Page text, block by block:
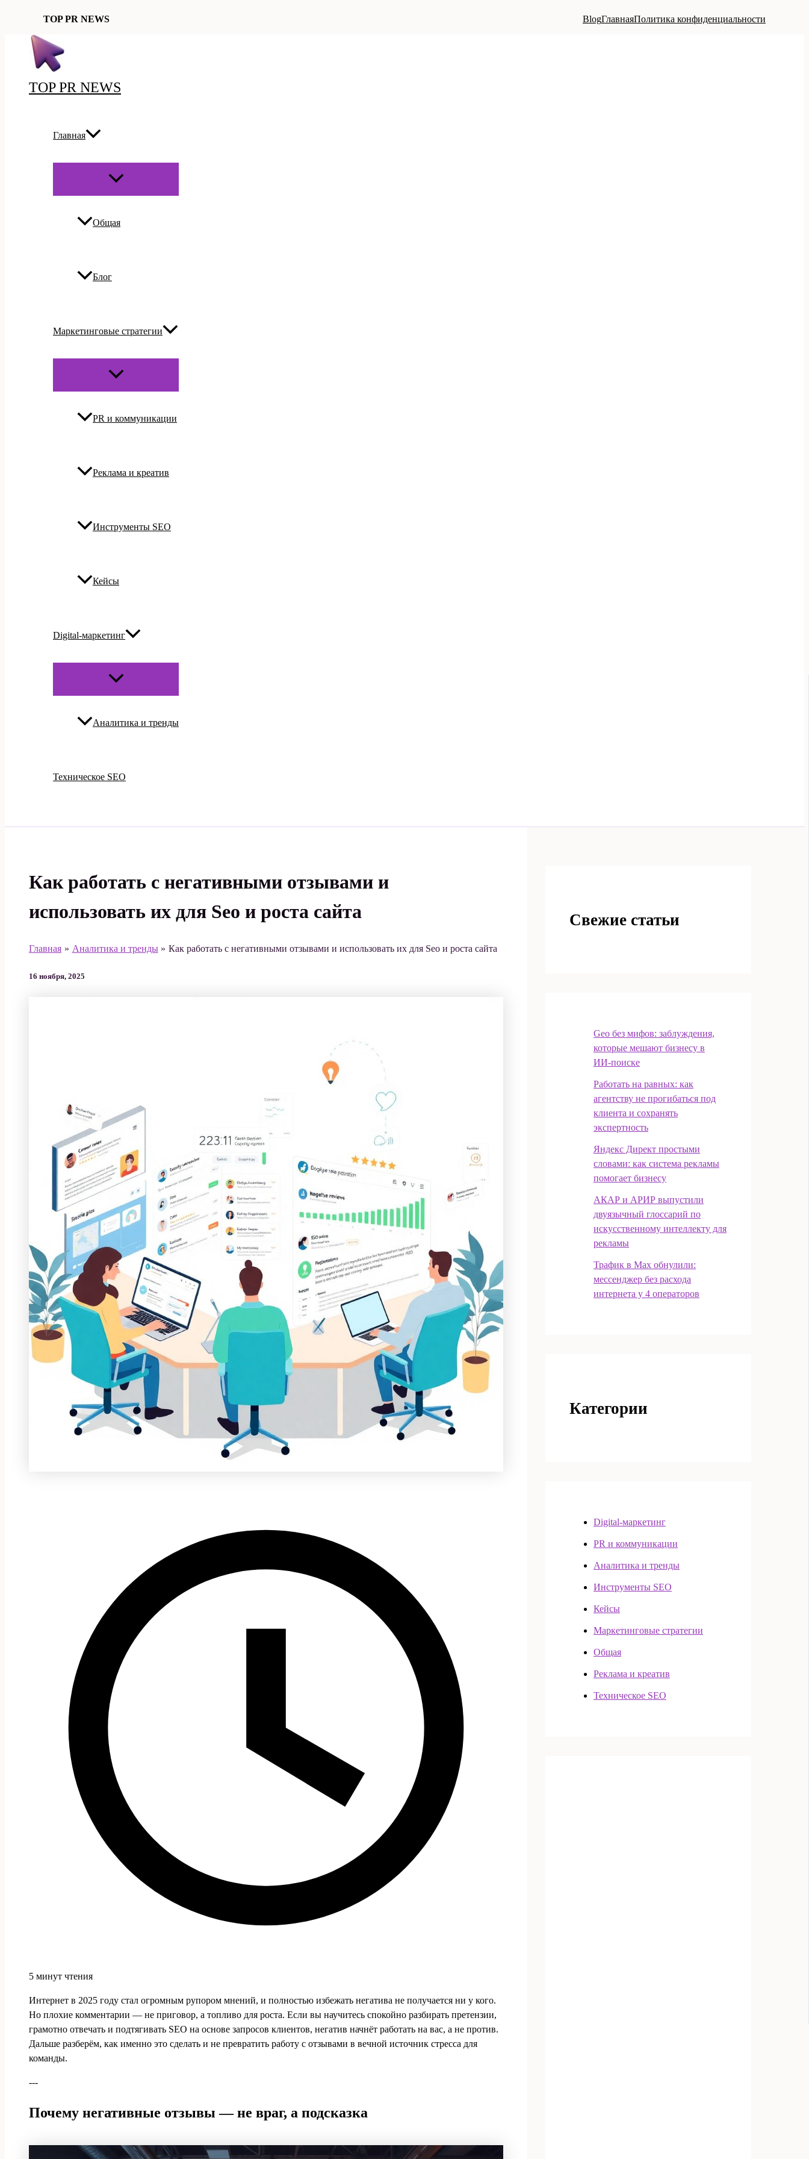
TOP PR NEWS BlogГлавнаяПолитика конфиденциальности
Перейти
содержимому
TOP PR NEWS
Главная
ПЕРЕКЛЮЧАТЕЛЬ
МЕНЮ
Общая
Блог
Маркетинговые стратегии
ПЕРЕКЛЮЧАТЕЛЬ
МЕНЮ
PR и коммуникации
Реклама и креатив
Инструменты SEO
Кейсы
Digital-маркетинг
ПЕРЕКЛЮЧАТЕЛЬ
МЕНЮ
Аналитика и тренды
Техническое SEO
Как работать с негативными отзывами и
использовать их для Seo и роста сайта
Главная Аналитика и тренды Как работать с негативными отзывами и использовать их для Seo и роста сайта
16 ноября, 2025
5 минут чтения
Интернет в 2025 году стал огромным рупором мнений, и полностью избежать негатива не получается ни у кого.
Но плохие комментарии — не приговор, а топливо для роста. Если вы научитесь спокойно разбирать претензии,
грамотно отвечать и подтягивать SEO на основе запросов клиентов, негатив начнёт работать на вас, а не против.
Дальше разберём, как именно это сделать и не превратить работу с отзывами в вечной источник стресса для
команды.
---
Почему негативные отзывы — не враг, а подсказка
Свежие статьи
Geo без мифов: заблуждения,
которые мешают бизнесу в
ИИ‑поиске
Работать на равных: как
агентству не прогибаться под
клиента и сохранять
экспертность
Яндекс Директ простыми
словами: как система рекламы
помогает бизнесу
АКАР и АРИР выпустили
двуязычный глоссарий по
искусственному интеллекту для
рекламы
Трафик в Max обнулили:
мессенджер без расхода
интернета у 4 операторов
Категории
Digital-маркетинг
PR и коммуникации
Аналитика и тренды
Инструменты SEO
Кейсы
Маркетинговые стратегии
Общая
Реклама и креатив
Техническое SEO